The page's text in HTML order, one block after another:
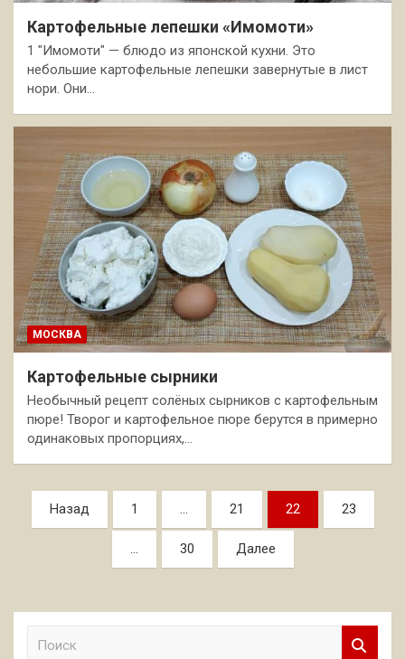
Картофельные лепешки «Имомоти»
1 "Имомоти" — блюдо из японской кухни. Это
небольшие картофельные лепешки завернутые в лист
нори. Они…
МОСКВА
Картофельные сырники
Необычный рецепт солёных сырников с картофельным
пюре! Творог и картофельное пюре берутся в примерно
одинаковых пропорциях,…
Пагинация
записей
Назад 1 … 21 22 23
… 30 Далее